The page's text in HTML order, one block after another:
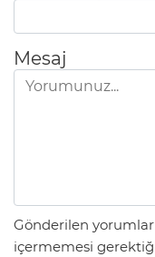
Mesaj
Gönderilen
içermemesi